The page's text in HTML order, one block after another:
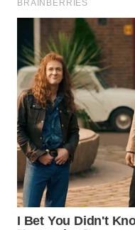
LABUANBAJO
WN
BORNEO
Wahana
Media
Group
WAHANA
NEWS
WAHANA
TANI